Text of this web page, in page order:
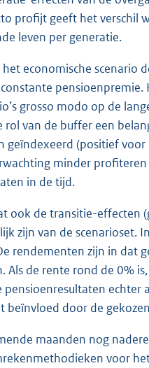
profijt geeft het verschil
leven per generatie.
economische scenario
grosso modo op de
rol van de buffer een
geïndexeerd (positief
minder
in de tijd.
ook de transitie-
zijn van de scenarioset.
rendementen zijn in dat
Als de rente rond de 0%
door de
maanden nog
voor